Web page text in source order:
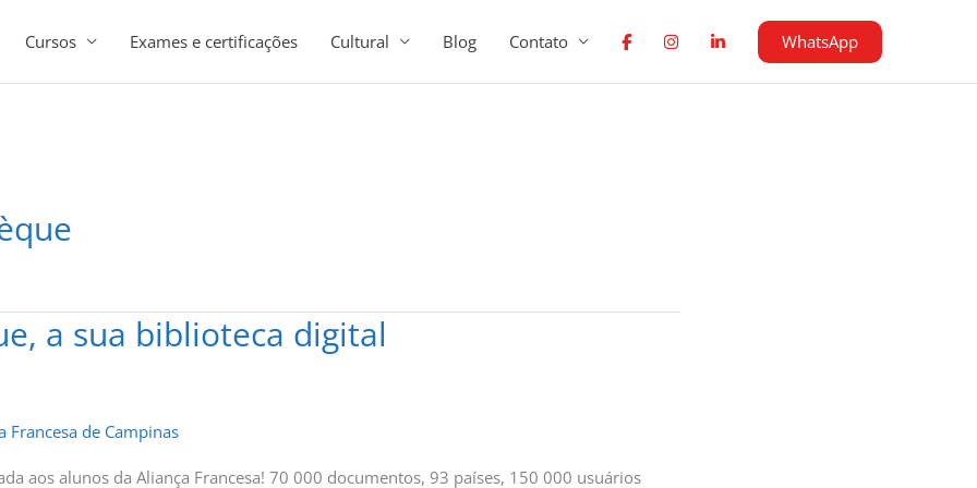
Cursos Exames e certificações Cultural Blog Contato WhatsApp
a sua biblioteca digital
Francesa de Campinas
aos alunos da Aliança Francesa! 70 000 documentos, 93 países, 150 000 usuários